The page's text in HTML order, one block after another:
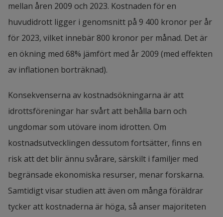
mellan åren 2009 och 2023. Kostnaden för en
huvudidrott ligger i genomsnitt på 9 400 kronor per år
för 2023, vilket innebär 800 kronor per månad. Det är
en ökning med 68% jämfört med år 2009 (med effekten
av inflationen borträknad).
Konsekvenserna av kostnadsökningarna är att
idrottsföreningar har svårt att behålla barn och
ungdomar som utövare inom idrotten. Om
kostnadsutvecklingen dessutom fortsätter, finns en
risk att det blir ännu svårare, särskilt i familjer med
begränsade ekonomiska resurser, menar forskarna.
Samtidigt visar studien att även om många föräldrar
tycker att kostnaderna är höga, så anser majoriteten